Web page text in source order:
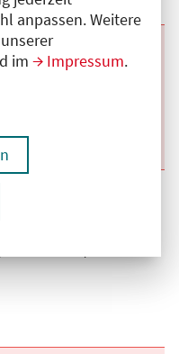
anpassen. Weitere
im Impressum.
Uhr
Uhr